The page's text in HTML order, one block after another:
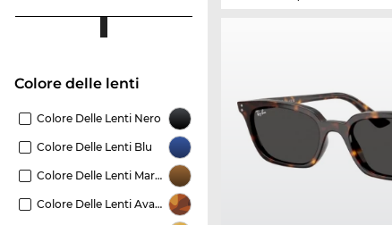
Colore delle lenti
Colore Delle Lenti Nero
Colore Delle Lenti Blu
Colore Delle Lenti Marrone
Colore Delle Lenti Avana